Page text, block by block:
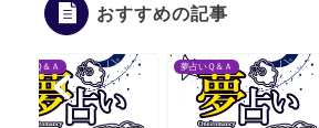
おすすめの記事
夢占いＱ＆Ａ 夢占いＱ＆Ａ